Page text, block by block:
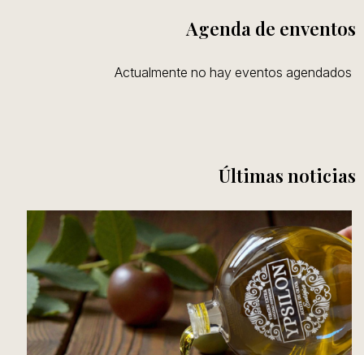
Agenda de enventos
Actualmente no hay eventos agendados
Últimas noticias